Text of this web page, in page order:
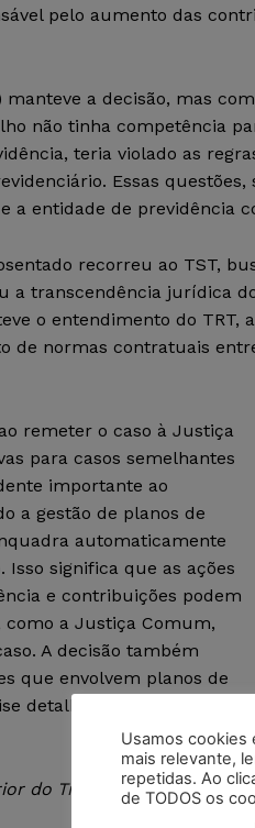
pelo aumento das
manteve a decisão, mas
não tinha competência
teria violado as
Essas questões,
a entidade de previdência
recorreu ao TST,
a transcendência jurídica
o entendimento do TRT,
de normas contratuais
remeter o caso à Justiça
para casos semelhantes
importante ao
a gestão de planos de
automaticamente
significa que as ações
e contribuições podem
como a Justiça Comum,
A decisão também
que envolvem planos de
detalhada das relações
do Trabalho (TST).
Usamos cookies
mais relevante,
repetidas. Ao
de TODOS os